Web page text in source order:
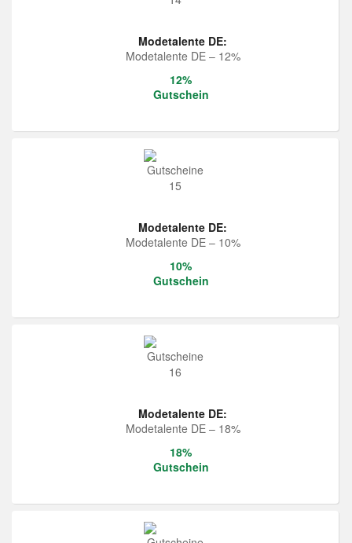
Modetalente DE:
Modetalente DE – 12%
12%
Gutschein
Modetalente DE:
Modetalente DE – 10%
10%
Gutschein
Modetalente DE:
Modetalente DE – 18%
18%
Gutschein